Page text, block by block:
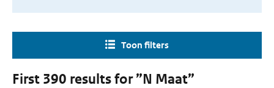
Toon filters
First 390 results for ”N Maat”